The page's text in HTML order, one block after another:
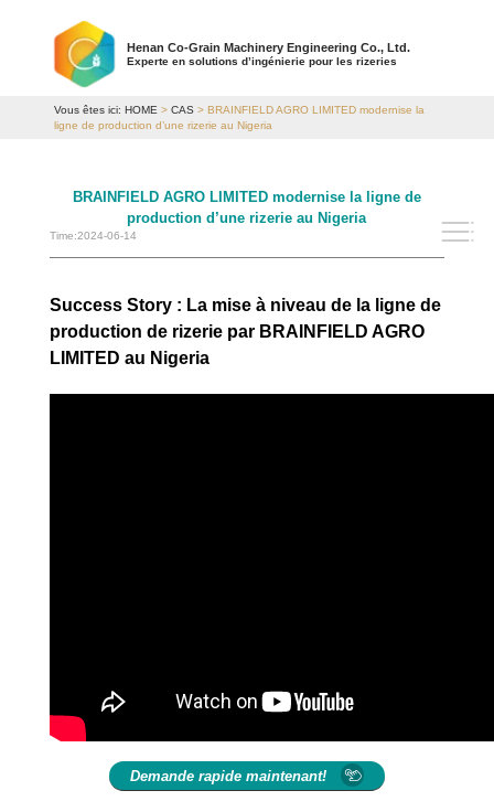
Henan Co-Grain Machinery Engineering Co., Ltd.
Experte en solutions d’ingénierie pour les rizeries
Vous êtes ici: HOME >CAS > BRAINFIELD AGRO LIMITED modernise la
ligne de production d’une rizerie au Nigeria
BRAINFIELD AGRO LIMITED modernise la ligne de
production d’une rizerie au Nigeria
Time:2024-06-14
Success Story : La mise à niveau de la ligne de
production de rizerie par BRAINFIELD AGRO
LIMITED au Nigeria
Demande rapide maintenant!